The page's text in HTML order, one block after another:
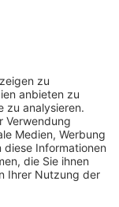
Hosting,
MPS, All-IP,
– Das Systemhaus